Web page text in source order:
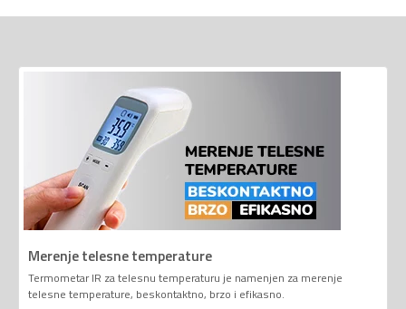
Merenje telesne temperature
Termometar IR za telesnu temperaturu je namenjen za merenje
telesne temperature, beskontaktno, brzo i efikasno.